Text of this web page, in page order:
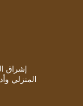
إشراق
المنزلي